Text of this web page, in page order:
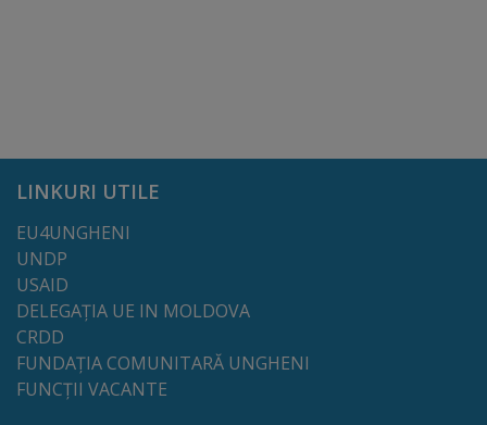
și
construcție
Salubritate
Platouri
acumulare
LINKURI UTILE
EU4UNGHENI
UNDP
USAID
DELEGAȚIA UE IN MOLDOVA
CRDD
FUNDAȚIA COMUNITARĂ UNGHENI
FUNCȚII VACANTE